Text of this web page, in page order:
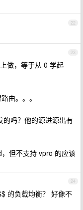
22
23
做，等于从 0 学起
由。。。
的吗？他的源进源出有
但不支持 vpro 的应该
24
的负载均衡？ 好像不